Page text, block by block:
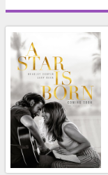
Pasākumi
Ziņas
Dāvanu
kartes
Uzkodas